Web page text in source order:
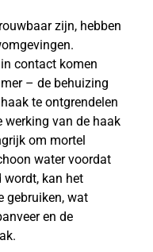
zijn, hebben
contact komen
– de behuizing
te ontgrendelen
werking van de haak
om mortel
water voordat
wordt, kan het
gebruiken, wat
en de